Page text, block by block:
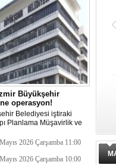
Büyükşehir
operasyon!
Belediyesi iştiraki
Planlama Müşavirlik ve
düzenlendi. 4
alındı.
2026 Çarşamba 11:00
2026 Çarşamba 10:00